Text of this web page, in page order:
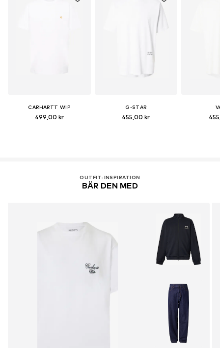
CARHARTT WIP
499,00 kr
G-STAR
455,00 kr
OUTFIT-INSPIRATION
BÄR DEN MED